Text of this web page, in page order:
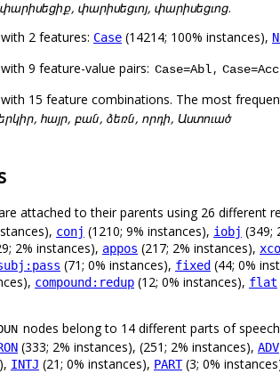
փարիսեցւոյ, փարիսեցւոց.
2 features: Case (14214; 100% instances),
9 feature-value pairs: Case=Abl, Case=Acc
15 feature combinations. The most
հայր, բան, ձեռն, որդի, Աստուած
attached to their parents using 26 different
conj (1210; 9% instances), iobj (349;
2% instances), appos (217; 2% instances),
(71; 0% instances), fixed (44; 0%
compound:redup (12; 0% instances), flat
nodes belong to 14 different parts of
(333; 2% instances), (251; 2% instances), ADV
INTJ (21; 0% instances), PART(3; 0%